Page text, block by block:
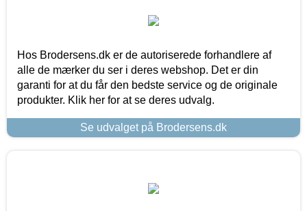
Hos Brodersens.dk er de autoriserede forhandlere af
alle de mærker du ser i deres webshop. Det er din
garanti for at du får den bedste service og de originale
produkter. Klik her for at se deres udvalg.
Se udvalget på Brodersens.dk